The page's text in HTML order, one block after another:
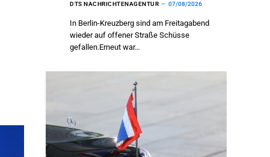
DTS NACHRICHTENAGENTUR 07/08/2026
In Berlin-Kreuzberg sind am Freitagabend
wieder auf offener Straße Schüsse
gefallen.Erneut war…